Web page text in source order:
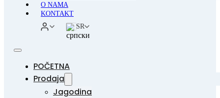
O NAMA
KONTAKT
SR
POČETNA
Prodaja
Jagodina